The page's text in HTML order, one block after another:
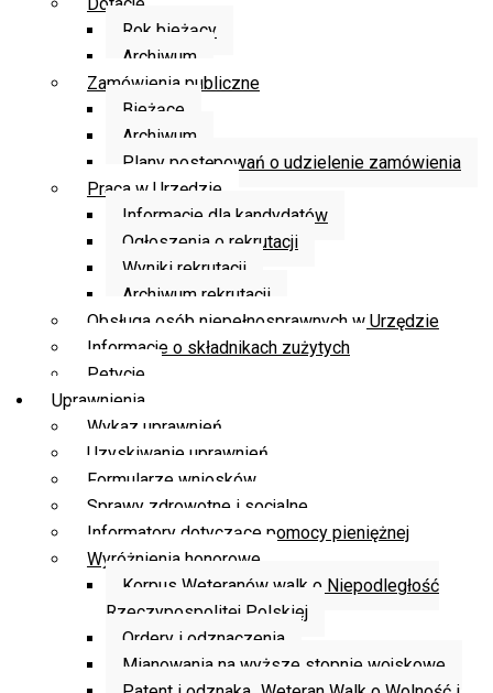
Rok bieżący
Archiwum
Zamówienia publiczne
Bieżące
Archiwum
Plany postępowań o udzielenie zamówienia
Praca w Urzędzie
Informacje dla kandydatów
Ogłoszenia o rekrutacji
Wyniki rekrutacji
Archiwum rekrutacji
Obsługa osób niepełnosprawnych w Urzędzie
Informacje o składnikach zużytych
Petycje
Uprawnienia
Wykaz uprawnień
Uzyskiwanie uprawnień
Formularze wniosków
Sprawy zdrowotne i socjalne
Informatory dotyczące pomocy pieniężnej
Wyróżnienia honorowe
Korpus Weteranów walk o Niepodległość
Rzeczypospolitej Polskiej
Ordery i odznaczenia
Mianowania na wyższe stopnie wojskowe